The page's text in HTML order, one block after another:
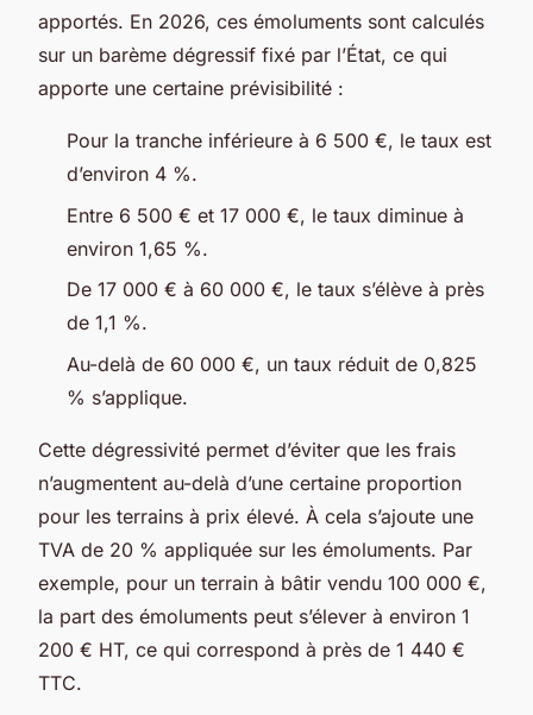
apportés. En 2026, ces émoluments sont calculés
sur un barème dégressif fixé par l’État, ce qui
apporte une certaine prévisibilité :
Pour la tranche inférieure à 6 500 €, le taux est
d’environ 4 %.
Entre 6 500 € et 17 000 €, le taux diminue à
environ 1,65 %.
De 17 000 € à 60 000 €, le taux s’élève à près
de 1,1 %.
Au-delà de 60 000 €, un taux réduit de 0,825
% s’applique.
Cette dégressivité permet d’éviter que les frais
n’augmentent au-delà d’une certaine proportion
pour les terrains à prix élevé. À cela s’ajoute une
TVA de 20 % appliquée sur les émoluments. Par
exemple, pour un terrain à bâtir vendu 100 000 €,
la part des émoluments peut s’élever à environ 1
200 € HT, ce qui correspond à près de 1 440 €
TTC.